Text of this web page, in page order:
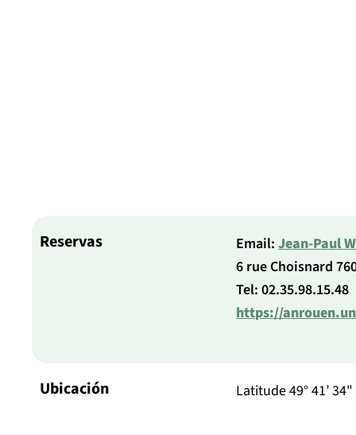
Reservas Email:Jean-Paul
6 rue Choisnard
Tel: 02.35.98.15.48
https://
Ubicación Latitude 49° 41’